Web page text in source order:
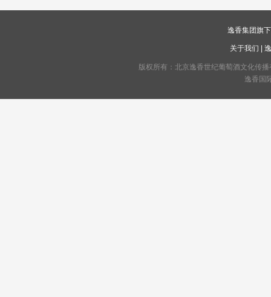
逸香集团旗
关于我们
版权所有：北京逸香世纪葡萄酒文化传
逸香国